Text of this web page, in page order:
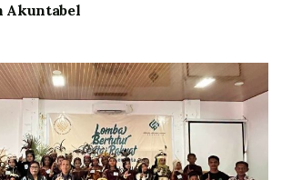
Akuntabel